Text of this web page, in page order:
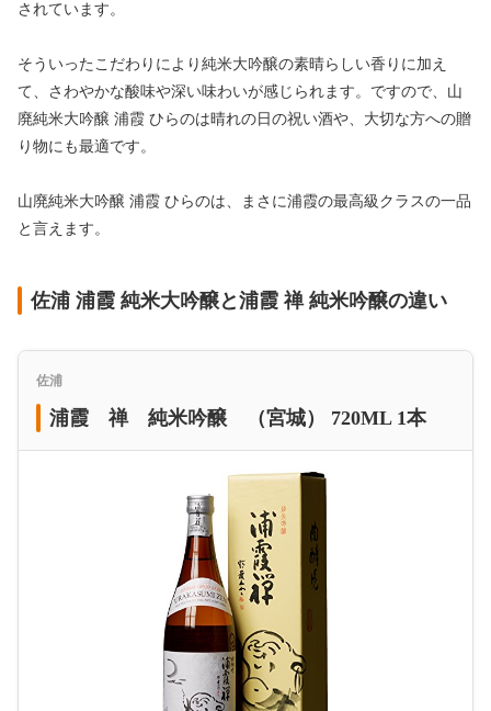
されています。
そういったこだわりにより純米大吟醸の素晴らしい香りに加え
て、さわやかな酸味や深い味わいが感じられます。ですので、山
廃純米大吟醸 浦霞 ひらのは晴れの日の祝い酒や、大切な方への贈
り物にも最適です。
山廃純米大吟醸 浦霞 ひらのは、まさに浦霞の最高級クラスの一品
と言えます。
佐浦 浦霞 純米大吟醸と浦霞 禅 純米吟醸の違い
佐浦
浦霞 禅 純米吟醸 （宮城） 720ML 1本